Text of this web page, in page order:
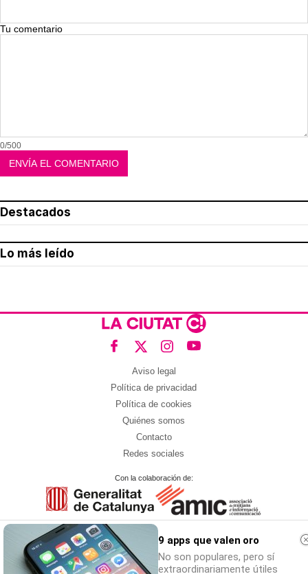
¡Cómo los de antes, pero mejor!
No son populares, pero sí
extraordinariamente útiles
9 apps que valen oro
No son populares, pero sí
extraordinariamente útiles